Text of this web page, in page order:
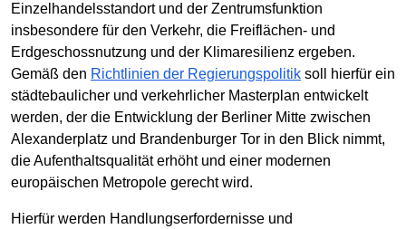
Einzelhandelsstandort und der Zentrumsfunktion
insbesondere für den Verkehr, die Freiflächen- und
Erdgeschossnutzung und der Klimaresilienz ergeben.
Gemäß den Richtlinien der Regierungspolitik soll hierfür ein
städtebaulicher und verkehrlicher Masterplan entwickelt
werden, der die Entwicklung der Berliner Mitte zwischen
Alexanderplatz und Brandenburger Tor in den Blick nimmt,
die Aufenthaltsqualität erhöht und einer modernen
europäischen Metropole gerecht wird.
Hierfür werden Handlungserfordernisse und